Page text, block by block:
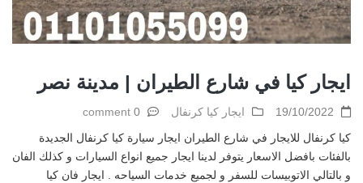
ايجار كيا في شارع الطيران | مدينة نصر
19/10/2022 ايجار كيا كرنفال
0 comment
كيا كرنفال للايجار في شارع الطيران ايجار سيارة كيا كرنفال الجديدة
بالفئات بافضل الاسعار يتوفر لدينا ايجار جميع انواع السيارات و كذلك الفان
و بالتالي الاتوبيسات للسفر و لجميع خدمات السياحه . ايجار فان كيا